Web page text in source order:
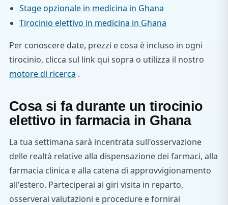
Stage opzionale in medicina in Ghana
Tirocinio elettivo in medicina in Ghana
Per conoscere date, prezzi e cosa è incluso in ogni
tirocinio, clicca sul link qui sopra o utilizza il nostro
motore di ricerca .
Cosa si fa durante un tirocinio
elettivo in farmacia in Ghana
La tua settimana sarà incentrata sull'osservazione
delle realtà relative alla dispensazione dei farmaci, alla
farmacia clinica e alla catena di approvvigionamento
all'estero. Parteciperai ai giri visita in reparto,
osserverai valutazioni e procedure e fornirai